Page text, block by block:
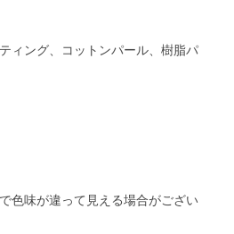
ィング、コットンパール、樹脂パ
色味が違って見える場合がござい